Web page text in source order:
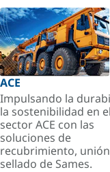
ACE
Impulsando la
la sostenibilidad en el
sector ACE con las
soluciones de
recubrimiento,
sellado de Sames.